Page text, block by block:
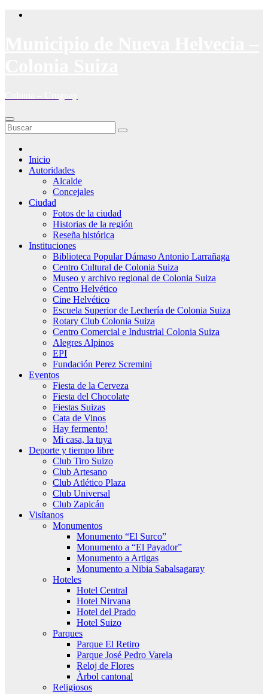
Saltar
Inicio
Autoridades
Alcalde
Concejales
Ciudad
Fotos de la ciudad
Historias de la región
Reseña histórica
Instituciones
Biblioteca Popular Dámaso Antonio Larrañaga
Centro Cultural de Colonia Suiza
Museo y archivo regional de Colonia Suiza
Centro Helvético
Cine Helvético
Escuela Superior de Lechería de Colonia Suiza
Rotary Club Colonia Suiza
Centro Comercial e Industrial Colonia Suiza
Alegres Alpinos
EPI
Fundación Perez Scremini
Eventos
Fiesta de la Cerveza
Fiesta del Chocolate
Fiestas Suizas
Cata de Vinos
Hay fermento!
Mi casa, la tuya
Deporte y tiempo libre
Club Tiro Suizo
Club Artesano
Club Atlético Plaza
Club Universal
Club Zapicán
Visítanos
Monumentos
Monumento “El Surco”
Monumento a “El Payador”
Monumento a Artigas
Monumento a Nibia Sabalsagaray
Hoteles
Hotel Central
Hotel Nirvana
Hotel del Prado
Hotel Suizo
Parques
Parque El Retiro
Parque José Pedro Varela
Reloj de Flores
Àrbol cantonal
Religiosos